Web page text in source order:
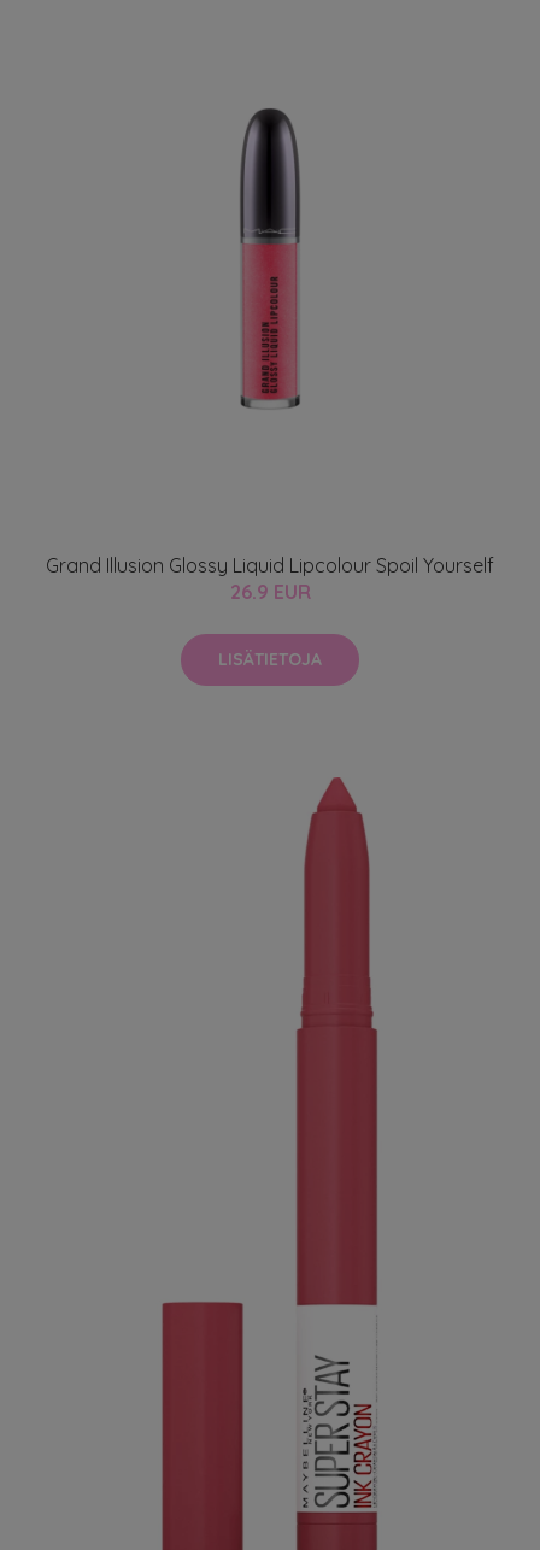
Grand Illusion Glossy Liquid Lipcolour Spoil Yourself
26.9 EUR
LISÄTIETOJA